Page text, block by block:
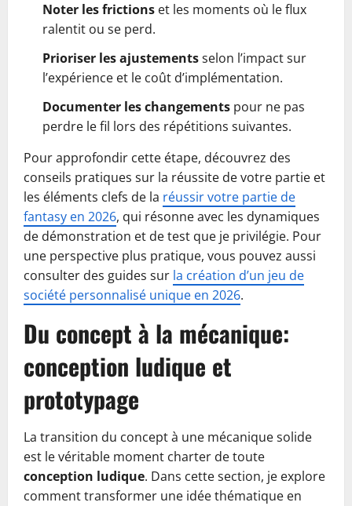
Noter les frictions et les moments où le flux
ralentit ou se perd.
Prioriser les ajustementsselon l’impact sur
l’expérience et le coût d’implémentation.
Documenter les changements pour ne pas
perdre le fil lors des répétitions suivantes.
Pour approfondir cette étape, découvrez des
conseils pratiques sur la réussite de votre partie et
les éléments clefs de la réussir votre partie de
fantasy en 2026, qui résonne avec les dynamiques
de démonstration et de test que je privilégie. Pour
une perspective plus pratique, vous pouvez aussi
consulter des guides sur la création d’un jeu de
société personnalisé unique en 2026.
Du concept à la mécanique:
conception ludique et
prototypage
La transition du concept à une mécanique solide
est le véritable moment charter de toute
conception ludique. Dans cette section, je explore
comment transformer une idée thématique en